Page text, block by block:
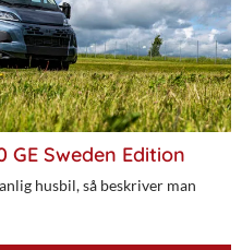
GE Sweden Edition
husbil, så beskriver man